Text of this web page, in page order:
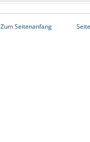
Zum Seitenanfang